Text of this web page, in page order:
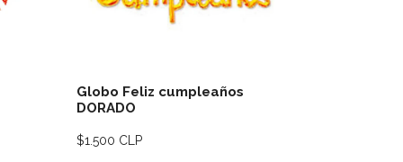
Globo Feliz cumpleaños
DORADO
$1.500 CLP